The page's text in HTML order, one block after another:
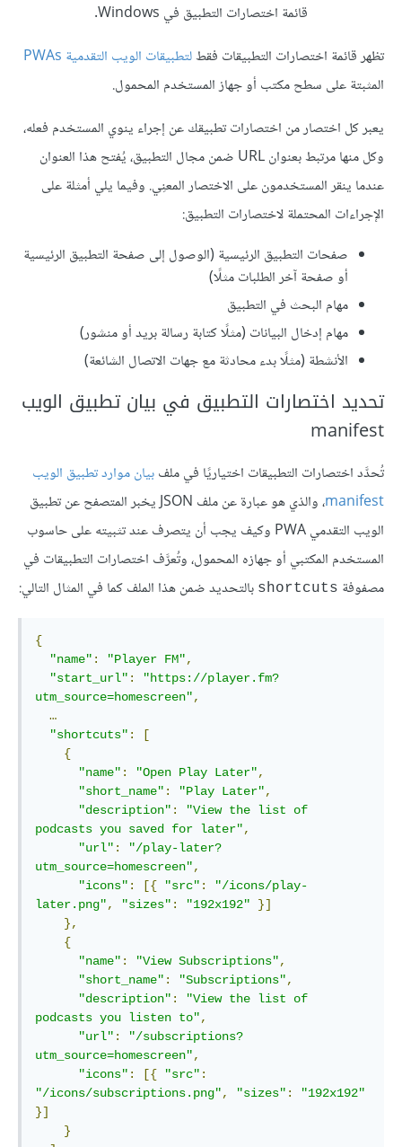
قائمة اختصارات التطبيق في Windows.
تظهر قائمة اختصارات التطبيقات فقطلتطبيقات الويب التقدمية PWAs
المثبتة على سطح مكتب أو جهاز المستخدم المحمول.
يعبر كل اختصار من اختصارات تطبيقك عن إجراء ينوي المستخدم فعله،
وكل منها مرتبط بعنوان URL ضمن مجال التطبيق، يُفتح هذا العنوان
عندما ينقر المستخدمون على الاختصار المعنِي. وفيما يلي أمثلة على
الإجراءات المحتملة لاختصارات التطبيق:
صفحات التطبيق الرئيسية (الوصول إلى صفحة التطبيق الرئيسية
أو صفحة آخر الطلبات مثلًا)
مهام البحث في التطبيق
مهام إدخال البيانات (مثلًا كتابة رسالة بريد أو منشور)
الأنشطة (مثلًا بدء محادثة مع جهات الاتصال الشائعة)
تحديد اختصارات التطبيق في بيان تطبيق الويب
manifest
تُحدَّد اختصارات التطبيقات اختياريًا في ملفبيان موارد تطبيق الويب
manifest
، والذي هو عبارة عن ملف JSON يخبر المتصفح عن تطبيق
الويب التقدمي PWA وكيف يجب أن يتصرف عند تثبيته على حاسوب
المستخدم المكتبي أو جهازه المحمول، وتُعرَّف اختصارات التطبيقات في
مصفوفة shortcuts بالتحديد ضمن هذا الملف كما في المثال التالي:
{
"name" : "Player FM",
"start_url" :
"https://player.fm?
utm_source=homescreen",
…
"shortcuts" :
[
{
"name" : "Open Play Later",
"short_name" : "Play Later",
"description" :
"View the list of
podcasts you saved for later",
"url" :
"/play-later?
utm_source=homescreen",
"icons" : [{ "src" :
"/icons/play-
later.png", "sizes" : "192x192"
}]
},
{
"name" : "View Subscriptions",
"short_name" : "Subscriptions",
"description" :
"View the list of
podcasts you listen to",
"url" :
"/subscriptions?
utm_source=homescreen",
"icons" : [{ "src" :
"/icons/subscriptions.png", "sizes" :
"192x192"
}]
}